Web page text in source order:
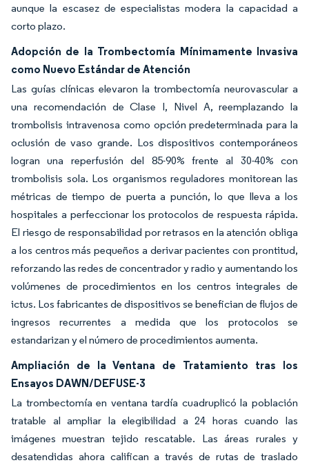
aunque la escasez de especialistas modera la capacidad a
corto plazo.
Adopción de la Trombectomía Mínimamente Invasiva
como Nuevo Estándar de Atención
Las guías clínicas elevaron la trombectomía neurovascular a
una recomendación de Clase I, Nivel A, reemplazando la
trombolisis intravenosa como opción predeterminada para la
oclusión de vaso grande. Los dispositivos contemporáneos
logran una reperfusión del 85-90% frente al 30-40% con
trombolisis sola. Los organismos reguladores monitorean las
métricas de tiempo de puerta a punción, lo que lleva a los
hospitales a perfeccionar los protocolos de respuesta rápida.
El riesgo de responsabilidad por retrasos en la atención obliga
a los centros más pequeños a derivar pacientes con prontitud,
reforzando las redes de concentrador y radio y aumentando los
volúmenes de procedimientos en los centros integrales de
ictus. Los fabricantes de dispositivos se benefician de flujos de
ingresos recurrentes a medida que los protocolos se
estandarizan y el número de procedimientos aumenta.
Ampliación de la Ventana de Tratamiento tras los
Ensayos DAWN/DEFUSE-3
La trombectomía en ventana tardía cuadruplicó la población
tratable al ampliar la elegibilidad a 24 horas cuando las
imágenes muestran tejido rescatable. Las áreas rurales y
desatendidas ahora califican a través de rutas de traslado